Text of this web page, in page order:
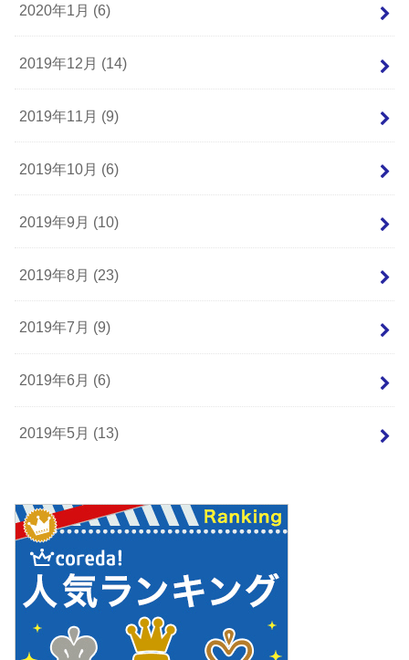
2020年1月 (6)
2019年12月 (14)
2019年11月 (9)
2019年10月 (6)
2019年9月 (10)
2019年8月 (23)
2019年7月 (9)
2019年6月 (6)
2019年5月 (13)